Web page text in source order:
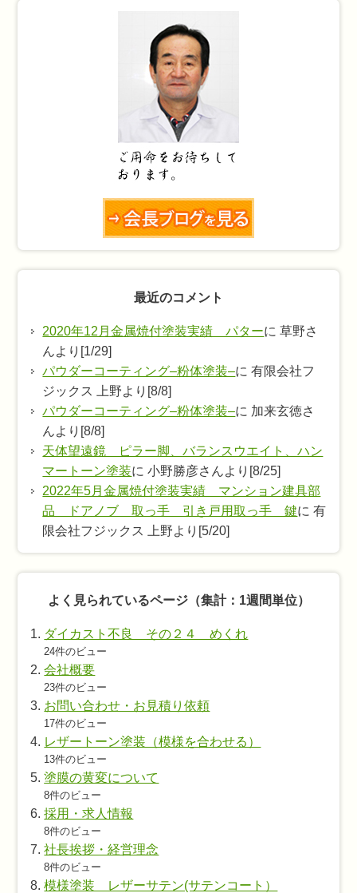
最近のコメント
2020年12月金属焼付塗装実績 パターに 草野さ
んより[1/29]
パウダーコーティング–粉体塗装–に 有限会社フ
ジックス 上野より[8/8]
パウダーコーティング–粉体塗装–に 加来玄徳さ
んより[8/8]
天体望遠鏡 ピラー脚、バランスウエイト、ハン
マートーン塗装に 小野勝彦さんより[8/25]
2022年5月金属焼付塗装実績 マンション建具部
品 ドアノブ 取っ手 引き戸用取っ手 鍵に 有
限会社フジックス 上野より[5/20]
よく見られているページ（集計：1週間単位）
ダイカスト不良 その２４ めくれ
24件のビュー
会社概要
23件のビュー
お問い合わせ・お見積り依頼
17件のビュー
レザートーン塗装（模様を合わせる）
13件のビュー
塗膜の黄変について
8件のビュー
採用・求人情報
8件のビュー
社長挨拶・経営理念
8件のビュー
模様塗装 レザーサテン(サテンコート）